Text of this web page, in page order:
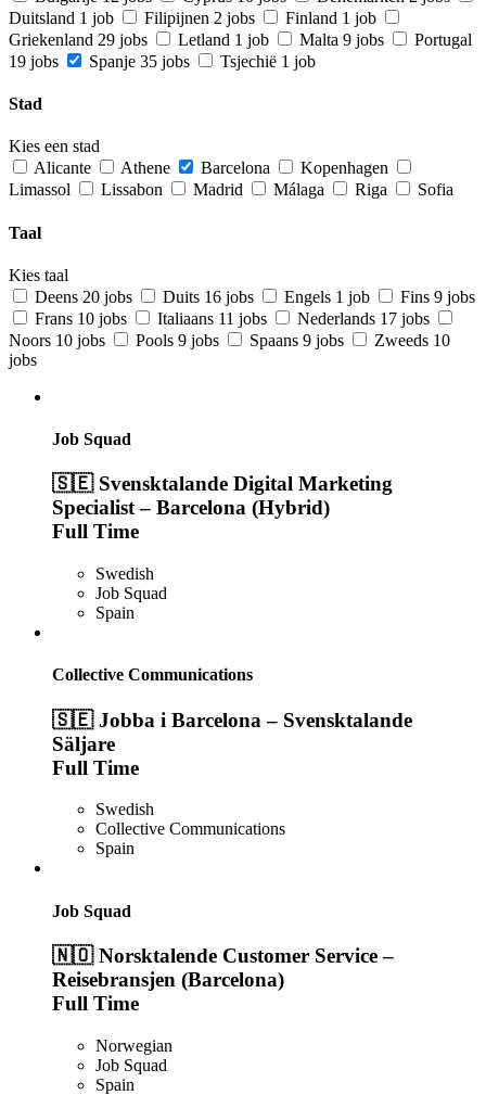
Duitsland 1 job Filipijnen 2 jobs Finland 1 job
Griekenland 29 jobs Letland 1 job Malta 9 jobs
Portugal
19 jobs
Spanje 35 jobs Tsjechië 1 job
Stad
Kies een stad
Alicante
Athene Barcelona
Kopenhagen
Limassol
Lissabon Madrid Málaga Riga Sofia
Taal
Kies taal
Deens 20 jobs Duits 16 jobs Engels 1 job Fins 9 jobs
Frans 10 jobs Italiaans 11 jobs Nederlands 17 jobs
Noors 10 jobs Pools 9 jobs Spaans 9 jobs Zweeds 10
jobs
Job Squad
🇸🇪 Svensktalande Digital Marketing
Specialist – Barcelona (Hybrid)
Full Time
Swedish
Job Squad
Spain
Collective Communications
🇸🇪 Jobba i Barcelona – Svensktalande
Säljare
Full Time
Swedish
Collective Communications
Spain
Job Squad
🇳🇴 Norsktalende Customer Service –
Reisebransjen (Barcelona)
Full Time
Norwegian
Job Squad
Spain